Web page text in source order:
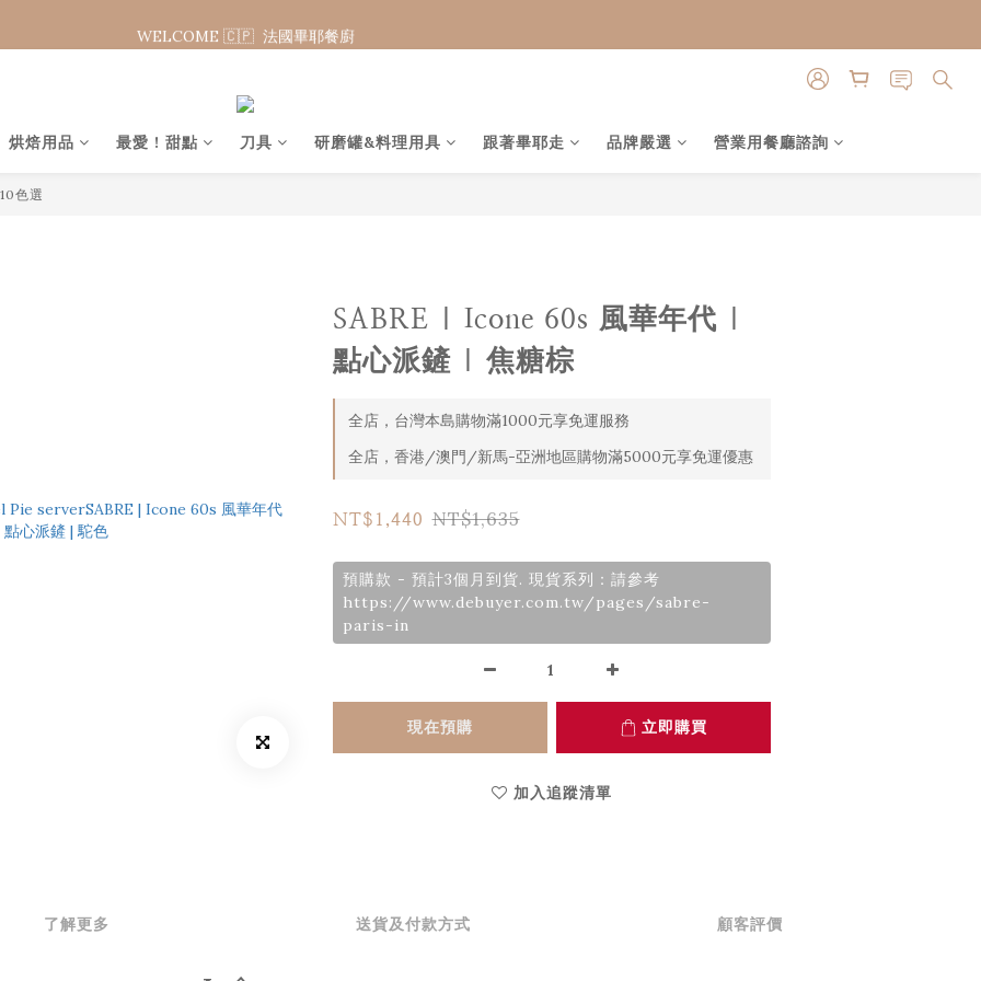
WELCOME 🇨🇵  法國畢耶餐廚
WELCOME 🇨🇵  法國畢耶餐廚
烘焙用品
最愛 ! 甜點 刀具 研磨罐&料理用具 跟著畢耶走 品牌嚴選 營業用餐廳諮詢
色選
SABRE | Icone 60s 風華年代 |
點心派鏟 | 焦糖棕
全店，台灣本島購物滿1000元享免運服務
全店，香港/澳門/新馬-亞洲地區購物滿5000元享免運優惠
NT$1,440 NT$1,635
預購款 - 預計3個月到貨. 現貨系列：請參考
https://www.debuyer.com.tw/pages/sabre-
paris-in
現在預購 立即購買
加入追蹤清單
了解更多 送貨及付款方式 顧客評價